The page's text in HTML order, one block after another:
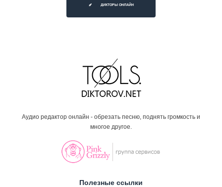
ДИКТОРЫ ОНЛАЙН
Аудио редактор онлайн - обрезать песню, поднять громкость и
многое другое.
Полезные ссылки